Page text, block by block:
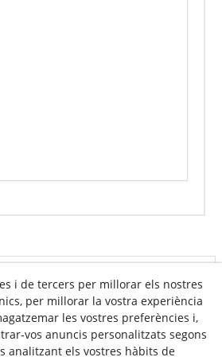
i de tercers per millorar els nostres
per millorar la vostra experiència
les vostres preferències i,
vos anuncis personalitzats segons
analitzant els vostres hàbits de